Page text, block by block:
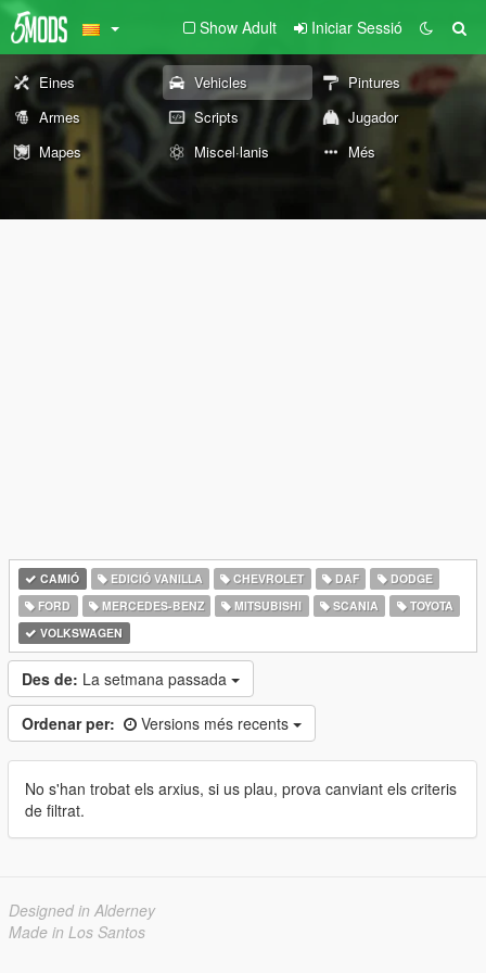
Show Adult Iniciar Sessió
Eines Vehicles
Pintures
Armes
Scripts
Jugador
Mapes
Miscel·lanis Més
CAMIÓ EDICIÓ VANILLA CHEVROLET DAF
DODGE
FORD
MERCEDES-BENZ MITSUBISHI SCANIA
TOYOTA
VOLKSWAGEN
Des de: La setmana passada
Ordenar per: Versions més recents
No s'han trobat els arxius, si us plau, prova canviant els criteris
de filtrat.
Designed in Alderney
Made in Los Santos